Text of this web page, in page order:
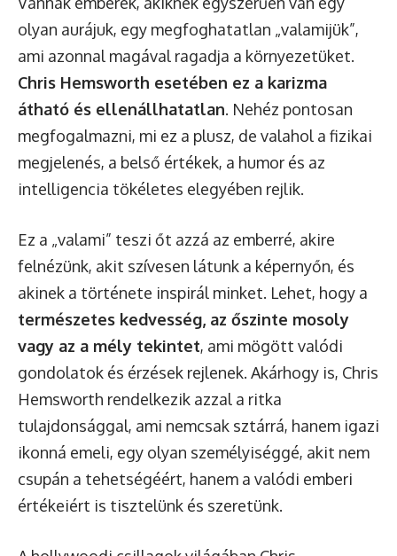
olyan aurájuk, egy megfoghatatlan „valamijük”,
ami azonnal magával ragadja a környezetüket.
Chris Hemsworth esetében ez a karizma
átható és ellenállhatatlan. Nehéz pontosan
megfogalmazni, mi ez a plusz, de valahol a fizikai
megjelenés, a belső értékek, a humor és az
intelligencia tökéletes elegyében rejlik.
Ez a „valami” teszi őt azzá az emberré, akire
felnézünk, akit szívesen látunk a képernyőn, és
akinek a története inspirál minket. Lehet, hogy a
természetes kedvesség, az őszinte mosoly
vagy az a mély tekintet, ami mögött valódi
gondolatok és érzések rejlenek. Akárhogy is, Chris
Hemsworth rendelkezik azzal a ritka
tulajdonsággal, ami nemcsak sztárrá, hanem igazi
ikonná emeli, egy olyan személyiséggé, akit nem
csupán a tehetségéért, hanem a valódi emberi
értékeiért is tisztelünk és szeretünk.